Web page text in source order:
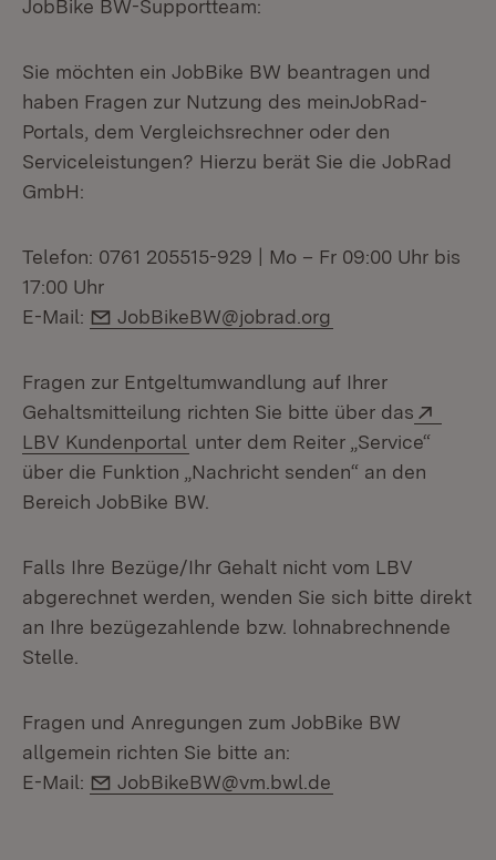
JobBike BW-Supportteam:
Sie möchten ein JobBike BW beantragen und
haben Fragen zur Nutzung des meinJobRad-
Portals, dem Vergleichsrechner oder den
Serviceleistungen? Hierzu berät Sie die JobRad
GmbH:
Telefon: 0761 205515-929 | Mo – Fr 09:00 Uhr bis
17:00 Uhr
E-Mail:
E-Mail:
JobBikeBW@jobrad.org
Fragen zur Entgeltumwandlung auf Ihrer
Gehaltsmitteilung richten Sie bitte über das
LBV Kundenportal (Öffnet in neuem Fenster)
unter dem Reiter „Service“
über die Funktion „Nachricht senden“ an den
Bereich JobBike BW.
Falls Ihre Bezüge/Ihr Gehalt nicht vom LBV
abgerechnet werden, wenden Sie sich bitte direkt
an Ihre bezügezahlende bzw. lohnabrechnende
Stelle.
Fragen und Anregungen zum JobBike BW
allgemein richten Sie bitte an:
E-Mail: ​​​​​​​
E-Mail:
JobBikeBW@vm.bwl.de